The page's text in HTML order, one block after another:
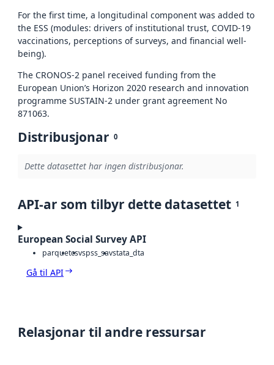
For the first time, a longitudinal component was added to
the ESS (modules: drivers of institutional trust, COVID-19
vaccinations, perceptions of surveys, and financial well-
being).
The CRONOS-2 panel received funding from the
European Union’s Horizon 2020 research and innovation
programme SUSTAIN-2 under grant agreement No
871063.
Distribusjonar 0
Dette datasettet har ingen distribusjonar.
API-ar som tilbyr dette datasettet 1
European Social Survey API
parquetcsvspss_savstata_dta
Gå til API
Relasjonar til andre ressursar